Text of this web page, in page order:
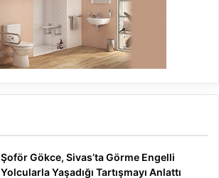
Şoför Gökce, Sivas’ta Görme Engelli
Yolcularla Yaşadığı Tartışmayı Anlattı